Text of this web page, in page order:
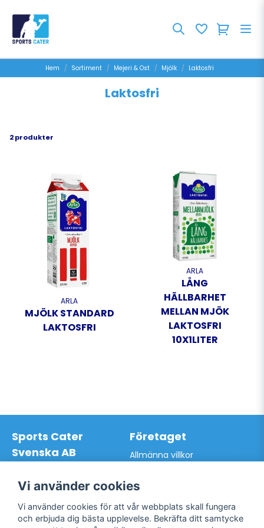
Hem Sortiment Mejeri & Ost Mjölk Laktosfri
Laktosfri
2 produkter
ARLA
MJÖLK STANDARD
LAKTOSFRI
ARLA
LÅNG
HÃLLBARHET
MELLAN MJÖK
LAKTOSFRI
10X1LITER
Sports Cater
Svenska AB
Org.nr: 559024-7762
Mail:info@sportscater.se
Företaget
Allmänna villkor
Bli kund / Logga in
Vi använder cookies
Vi använder cookies för att vår webbplats skall fungera
och erbjuda dig bästa upplevelse. Bekräfta ditt samtycke